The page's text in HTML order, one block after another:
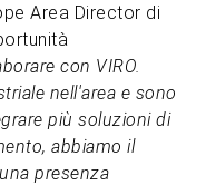
Area Director di
con VIRO.
nell'area e sono
più soluzioni di
abbiamo il
presenza